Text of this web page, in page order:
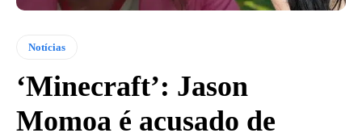
Notícias
‘Minecraft’: Jason
Momoa é acusado de